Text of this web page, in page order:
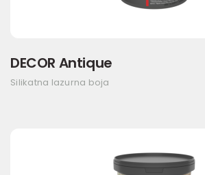
DECOR Antique
Silikatna lazurna boja